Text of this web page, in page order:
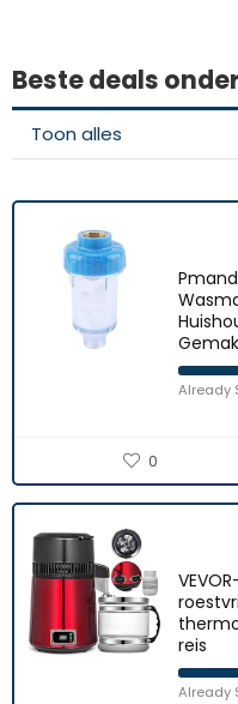
Beste deals
Toon alles
Already
0
reis
Already